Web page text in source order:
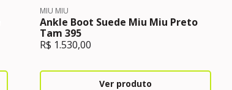
MIU MIU
Ankle Boot Suede Miu Miu Preto
Tam 395
R$ 1.530,00
Ver produto